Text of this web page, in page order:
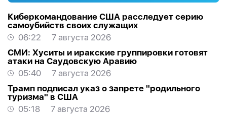
Киберкомандование США расследует серию
самоубийств своих служащих
06:22
7 августа 2026
СМИ: Хуситы и иракские группировки готовят
атаки на Саудовскую Аравию
05:40
7 августа 2026
Трамп подписал указ о запрете "родильного
туризма" в США
05:18
7 августа 2026